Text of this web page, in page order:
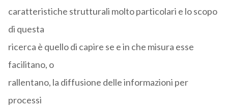
caratteristiche strutturali molto particolari e lo scopo
di questa
ricerca è quello di capire se e in che misura esse
facilitano, o
rallentano, la diffusione delle informazioni per
processi